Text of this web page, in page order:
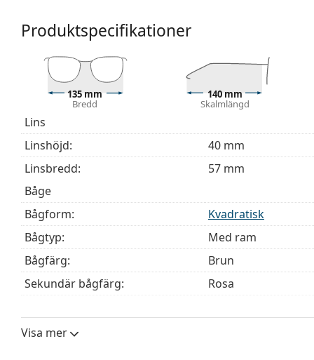
Den medföljande putsduken är idealisk för
modeller kan komma med en tygpåse i stället för en
Upptäck hela glasögon sortimentet för att hitta fler
behöver hjälp med att välja ditt par.
Detta är en medicinteknisk produkt. Läs
Produktspecifikationer
135 mm
Bredd
140 mm
Skalmlängd
Lins
Linshöjd:
40 mm
Linsbredd:
57 mm
Båge
Bågform:
Kvadratisk
Bågtyp:
Med ram
Bågfärg:
Brun
Sekundär bågfärg:
Rosa
Storlek:
Visa mer